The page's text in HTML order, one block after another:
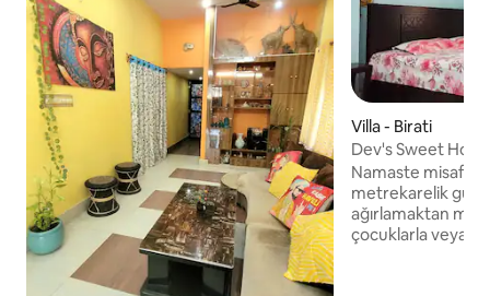
Villa - Birati
Dev's Sweet
Grand Villa
Namaste
metrekarelik
ağırlamaktan
çocuklarla veya